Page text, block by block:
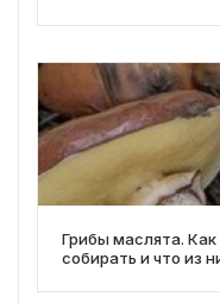
Грибы маслята.
собирать и что из